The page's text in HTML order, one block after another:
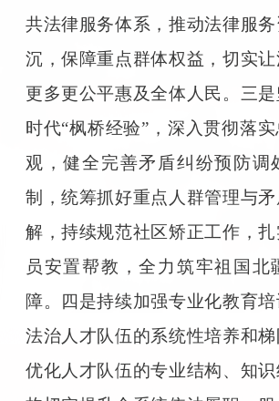
共法律服务体系，推动法律服
沉，保障重点群体权益，切实
更多更公平惠及全体人民。三
时代“枫桥经验”，深入贯彻落
观，健全完善矛盾纠纷预防调
制，统筹抓好重点人群管理与
解，持续规范社区矫正工作，扎
员安置帮教，全力筑牢祖国北
障。四是持续加强专业化教育
法治人才队伍的系统性培养和
优化人才队伍的专业结构、知